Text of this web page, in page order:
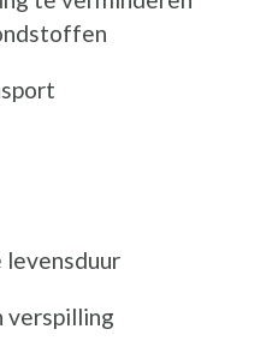
levensduur
verspilling